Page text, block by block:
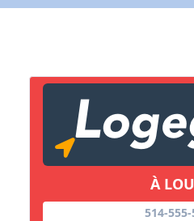
À
514-
Lien vers inscription
Copier lien
X